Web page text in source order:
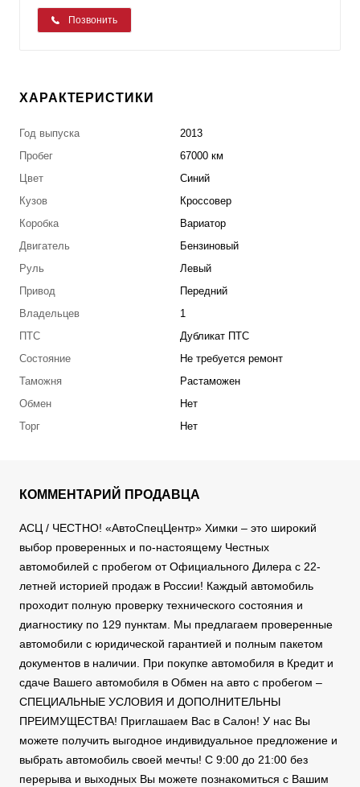
Позвонить
ХАРАКТЕРИСТИКИ
Год выпуска
2013
Пробег
67000 км
Цвет
Синий
Кузов
Кроссовер
Коробка
Вариатор
Двигатель
Бензиновый
Руль
Левый
Привод
Передний
Владельцев
1
ПТС
Дубликат ПТС
Состояние
Не требуется ремонт
Таможня
Растаможен
Обмен
Нет
Торг
Нет
КОММЕНТАРИЙ ПРОДАВЦА
АСЦ / ЧЕСТНО! «АвтоСпецЦентр» Химки – это широкий
выбор проверенных и по-настоящему Честных
автомобилей с пробегом от Официального Дилера с 22-
летней историей продаж в России! Каждый автомобиль
проходит полную проверку технического состояния и
диагностику по 129 пунктам. Мы предлагаем проверенные
автомобили с юридической гарантией и полным пакетом
документов в наличии. При покупке автомобиля в Кредит и
сдаче Вашего автомобиля в Обмен на авто с пробегом –
СПЕЦИАЛЬНЫЕ УСЛОВИЯ И ДОПОЛНИТЕЛЬНЫ
ПРЕИМУЩЕСТВА! Приглашаем Вас в Салон! У нас Вы
можете получить выгодное индивидуальное предложение и
выбрать автомобиль своей мечты! С 9:00 до 21:00 без
перерыва и выходных Вы можете познакомиться с Вашим